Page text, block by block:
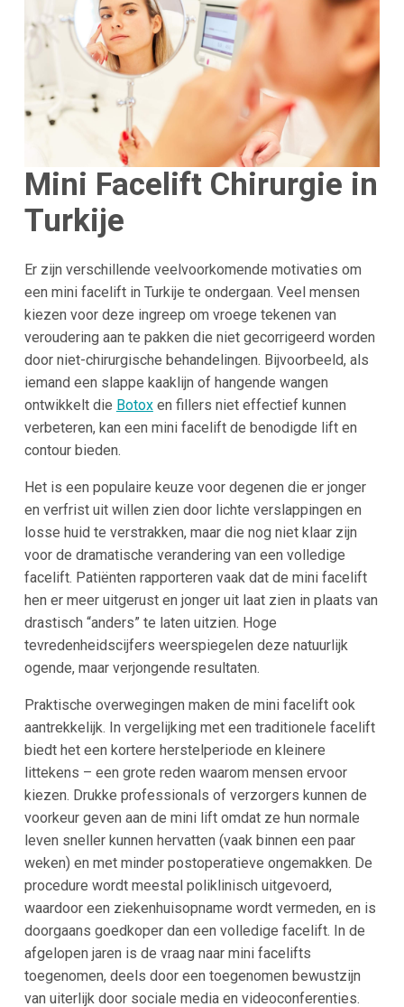
Mini Facelift Chirurgie in
Turkije
Er zijn verschillende veelvoorkomende motivaties om
een mini facelift in Turkije te ondergaan. Veel mensen
kiezen voor deze ingreep om vroege tekenen van
veroudering aan te pakken die niet gecorrigeerd worden
door niet-chirurgische behandelingen. Bijvoorbeeld, als
iemand een slappe kaaklijn of hangende wangen
ontwikkelt die Botoxen fillers niet effectief kunnen
verbeteren, kan een mini facelift de benodigde lift en
contour bieden​.
Het is een populaire keuze voor degenen die er jonger
en verfrist uit willen zien door lichte verslappingen en
losse huid te verstrakken, maar die nog niet klaar zijn
voor de dramatische verandering van een volledige
facelift. Patiënten rapporteren vaak dat de mini facelift
hen er meer uitgerust en jonger uit laat zien in plaats van
drastisch “anders” te laten uitzien. Hoge
tevredenheidscijfers weerspiegelen deze natuurlijk
ogende, maar verjongende resultaten​.
Praktische overwegingen maken de mini facelift ook
aantrekkelijk. In vergelijking met een traditionele facelift
biedt het een kortere herstelperiode en kleinere
littekens – een grote reden waarom mensen ervoor
kiezen​. Drukke professionals of verzorgers kunnen de
voorkeur geven aan de mini lift omdat ze hun normale
leven sneller kunnen hervatten (vaak binnen een paar
weken) en met minder postoperatieve ongemakken​. De
procedure wordt meestal poliklinisch uitgevoerd,
waardoor een ziekenhuisopname wordt vermeden, en is
doorgaans goedkoper dan een volledige facelift​. In de
afgelopen jaren is de vraag naar mini facelifts
toegenomen, deels door een toegenomen bewustzijn
van uiterlijk door sociale media en videoconferenties.